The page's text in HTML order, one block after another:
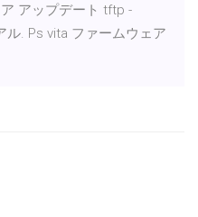
アップデート tftp -
ル. Ps vita ファームウェア